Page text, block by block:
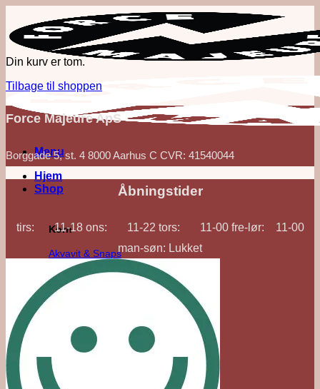
indhold
Menu
Hjem
Shop
Korn
Akvavit & Snaps
Vodka
Whisk(e)y
'Out of Category'
Mezcal
Tequila
Raicilla
Andet Agave
Din kurv er tom.
Tilbage til shoppen
Force Majeure ApS
Borggade 5, st. 4 8000 Aarhus C CVR: 41540044
Åbningstider
tirs: 11-18 ons: 11-22 tors: 11-00 fre-lør: 11-00
man-søn: Lukket